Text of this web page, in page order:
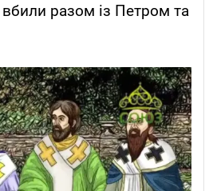
разом із Петром та